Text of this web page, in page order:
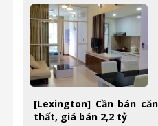
[Lexington] Cần bán
thất, giá bán 2,2 tỷ